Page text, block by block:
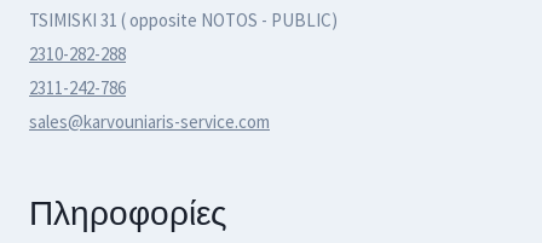
TSIMISKI 31 ( opposite NOTOS - PUBLIC)
2310-282-288
2311-242-786
sales@karvouniaris-service.com
Πληροφορίες